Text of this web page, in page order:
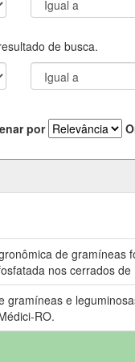
de busca.
por
de gramíneas
nos cerrados de
gramíneas e
RO.